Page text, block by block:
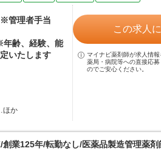
管理者手当
齢、経験、能
いたします
ほか
この求人
マイナビ薬剤師が求人情報
薬局・病院等への直接応
のでご安心ください。
業125年/転勤なし/医薬品製造管理薬剤